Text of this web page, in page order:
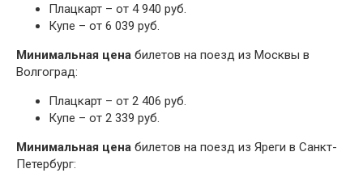
Плацкарт – от 4 940 руб.
Купе – от 6 039 руб.
Минимальная цена билетов на поезд из Москвы в
Волгоград:
Плацкарт – от 2 406 руб.
Купе – от 2 339 руб.
Минимальная цена билетов на поезд из Яреги в Санкт-
Петербург: